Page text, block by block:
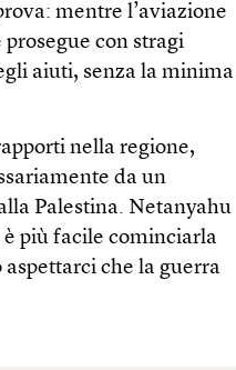
mentre l’aviazione
con stragi
aiuti, senza la minima
nella regione,
da un
Palestina. Netanyahu
è più facile cominciarla
che la guerra